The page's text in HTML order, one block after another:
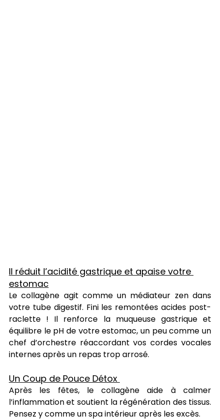
Il réduit l’acidité gastrique et apaise votre
estomac
Le collagène agit comme un médiateur zen dans
votre tube digestif. Fini les remontées acides post-
raclette ! Il renforce la muqueuse gastrique et
équilibre le pH de votre estomac, un peu comme un
chef d’orchestre réaccordant vos cordes vocales
internes après un repas trop arrosé.
Un Coup de Pouce Détox
Après les fêtes, le collagène aide à calmer
l’inflammation et soutient la régénération des tissus.
Pensez y comme un spa intérieur après les excès.